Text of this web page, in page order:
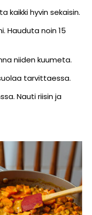
kaikki hyvin sekaisin.
Hauduta noin 15
niiden kuumeta.
tarvittaessa.
Nauti riisin ja